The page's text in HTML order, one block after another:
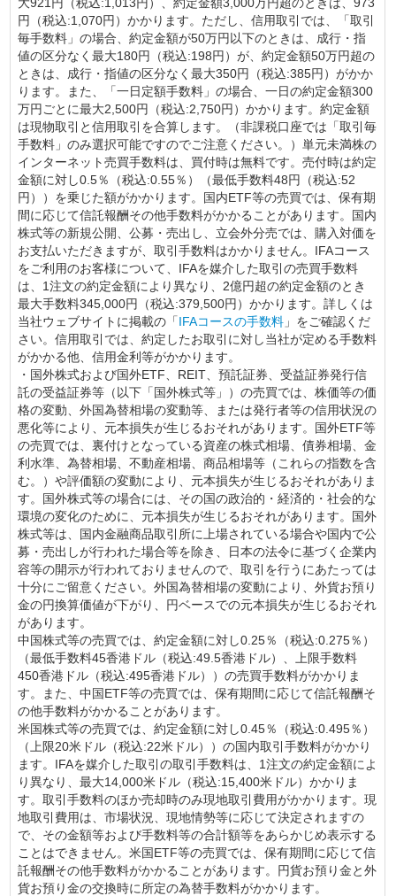
円（税込:1,070円）かかります。ただし、信用取引では、「取引
毎手数料」の場合、約定金額が50万円以下のときは、成行・指
値の区分なく最大180円（税込:198円）が、約定金額50万円超の
ときは、成行・指値の区分なく最大350円（税込:385円）がかか
ります。また、「一日定額手数料」の場合、一日の約定金額300
万円ごとに最大2,500円（税込:2,750円）かかります。約定金額
は現物取引と信用取引を合算します。（非課税口座では「取引毎
手数料」のみ選択可能ですのでご注意ください。）単元未満株の
インターネット売買手数料は、買付時は無料です。売付時は約定
金額に対し0.5％（税込:0.55％）（最低手数料48円（税込:52
円））を乗じた額がかかります。国内ETF等の売買では、保有期
間に応じて信託報酬その他手数料がかかることがあります。国内
株式等の新規公開、公募・売出し、立会外分売では、購入対価を
お支払いただきますが、取引手数料はかかりません。IFAコース
をご利用のお客様について、IFAを媒介した取引の売買手数料
は、1注文の約定金額により異なり、2億円超の約定金額のとき
最大手数料345,000円（税込:379,500円）かかります。詳しくは
当社ウェブサイトに掲載の「IFAコースの手数料 」をご確認くだ
さい。信用取引では、約定したお取引に対し当社が定める手数料
がかかる他、信用金利等がかかります。
・国外株式および国外ETF、REIT、預託証券、受益証券発行信
託の受益証券等（以下「国外株式等」）の売買では、株価等の価
格の変動、外国為替相場の変動等、または発行者等の信用状況の
悪化等により、元本損失が生じるおそれがあります。国外ETF等
の売買では、裏付けとなっている資産の株式相場、債券相場、金
利水準、為替相場、不動産相場、商品相場等（これらの指数を含
む。）や評価額の変動により、元本損失が生じるおそれがありま
す。国外株式等の場合には、その国の政治的・経済的・社会的な
環境の変化のために、元本損失が生じるおそれがあります。国外
株式等は、国内金融商品取引所に上場されている場合や国内で公
募・売出しが行われた場合等を除き、日本の法令に基づく企業内
容等の開示が行われておりませんので、取引を行うにあたっては
十分にご留意ください。外国為替相場の変動により、外貨お預り
金の円換算価値が下がり、円ベースでの元本損失が生じるおそれ
があります。
中国株式等の売買では、約定金額に対し0.25％（税込:0.275％）
（最低手数料45香港ドル（税込:49.5香港ドル）、上限手数料
450香港ドル（税込:495香港ドル））の売買手数料がかかりま
す。また、中国ETF等の売買では、保有期間に応じて信託報酬そ
の他手数料がかかることがあります。
米国株式等の売買では、約定金額に対し0.45％（税込:0.495％）
（上限20米ドル（税込:22米ドル））の国内取引手数料がかかり
ます。IFAを媒介した取引の取引手数料は、1注文の約定金額によ
り異なり、最大14,000米ドル（税込:15,400米ドル）かかりま
す。取引手数料のほか売却時のみ現地取引費用がかかります。現
地取引費用は、市場状況、現地情勢等に応じて決定されますの
で、その金額等および手数料等の合計額等をあらかじめ表示する
ことはできません。米国ETF等の売買では、保有期間に応じて信
託報酬その他手数料がかかることがあります。円貨お預り金と外
貨お預り金の交換時に所定の為替手数料がかかります。